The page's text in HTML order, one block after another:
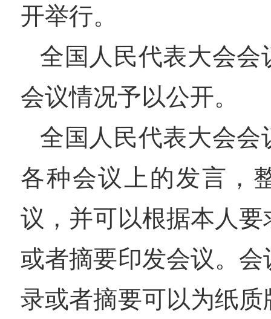
开举行。
全国人民代表大会会
会议情况予以公开。
全国人民代表大会会
各种会议上的发言，
议，并可以根据本人
或者摘要印发会议。
录或者摘要可以为纸